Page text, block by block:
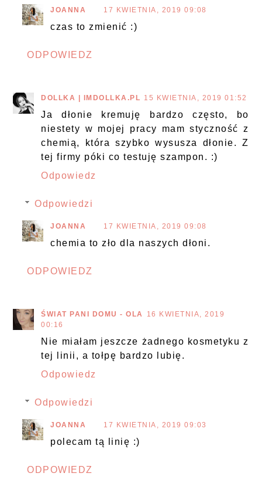
JOANNA 17 KWIETNIA, 2019 09:08
czas to zmienić :)
ODPOWIEDZ
DOLLKA | IMDOLLKA.PL 15 KWIETNIA, 2019 01:52
Ja dłonie kremuję bardzo często, bo
niestety w mojej pracy mam styczność z
chemią, która szybko wysusza dłonie. Z
tej firmy póki co testuję szampon. :)
Odpowiedz
Odpowiedzi
JOANNA 17 KWIETNIA, 2019 09:08
chemia to zło dla naszych dłoni.
ODPOWIEDZ
ŚWIAT PANI DOMU - OLA
16 KWIETNIA, 2019
00:16
Nie miałam jeszcze żadnego kosmetyku z
tej linii, a tołpę bardzo lubię.
Odpowiedz
Odpowiedzi
JOANNA 17 KWIETNIA, 2019 09:03
polecam tą linię :)
ODPOWIEDZ